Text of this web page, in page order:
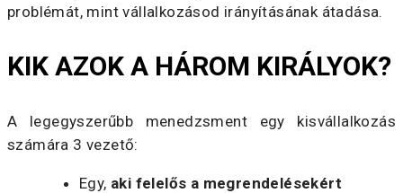
problémát, mint vállalkozásod irányításának átadása.
KIK AZOK A HÁROM KIRÁLYOK?
A legegyszerűbb menedzsment egy kisvállalkozás
számára 3 vezető:
Egy, aki felelős a megrendelésekért